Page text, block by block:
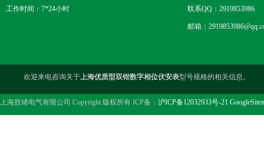
工作时间：7*24小时 联系QQ：2919853986
邮箱：
欢迎来电咨询关于上海优质型双钳数字相位伏安表型号规格的相关信息。
上海胜绪电气有限公司 Copyright 版权所有 ICP备： 沪ICP备12032933号-21